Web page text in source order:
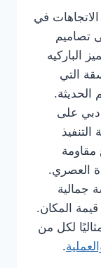
في
تصاميم
الباركيه
التي
الحديثة.
على
مقاومة
العصري.
جمالية
المكان.
لكل من
.